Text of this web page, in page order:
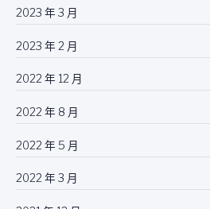
2023 年 3 月
2023 年 2 月
2022 年 12 月
2022 年 8 月
2022 年 5 月
2022 年 3 月